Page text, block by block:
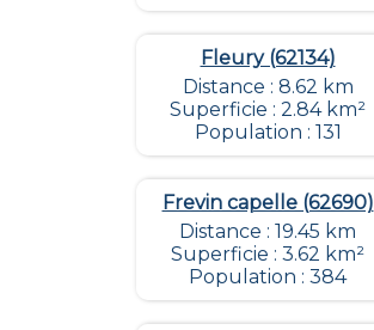
Fleury (62134)
Distance : 8.62 km
Superficie : 2.84 km²
Population : 131
Frevin capelle (62690)
Distance : 19.45 km
Superficie : 3.62 km²
Population : 384